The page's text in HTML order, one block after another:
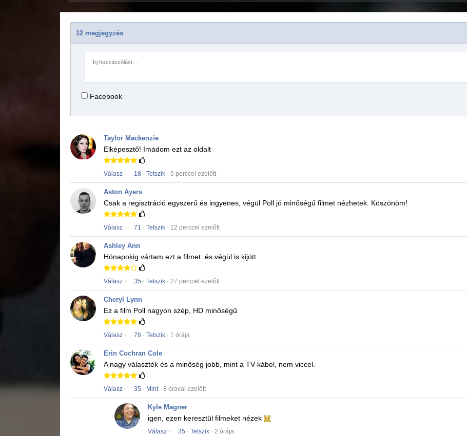
12 megjegyzés
Facebook
Taylor Mackenzie
Elképesztő! Imádom ezt az oldalt
Válasz · 18 · Tetszik · 5 perccel ezelőtt
Aston Ayers
Csak a regisztráció egyszerű és ingyenes, végül Poll jó minőségű filmet nézhetek. Köszönöm!
Válasz · 71 · Tetszik · 12 perccel ezelőtt
Ashley Ann
Hónapokig vártam ezt a filmet. és végül is kijött
Válasz · 35 · Tetszik · 27 perccel ezelőtt
Cheryl Lynn
Ez a film Poll nagyon szép, HD minőségű
Válasz · 78 · Tetszik · 1 órája
Erin Cochran Cole
A nagy választék és a minőség jobb, mint a TV-kábel, nem viccel.
Válasz · 35 · Mint· 8 órával ezelőtt
Kyle Magner
igen, ezen keresztül filmeket nézek
Válasz · 35 · Tetszik · 2 órája